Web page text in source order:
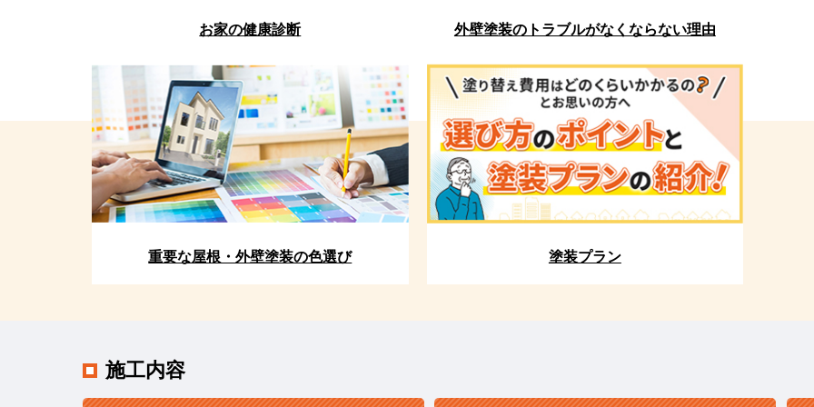
お家の健康診断 外壁塗装のトラブルがなくならない理由
重要な屋根・外壁塗装の色選び 塗装プラン
施工内容